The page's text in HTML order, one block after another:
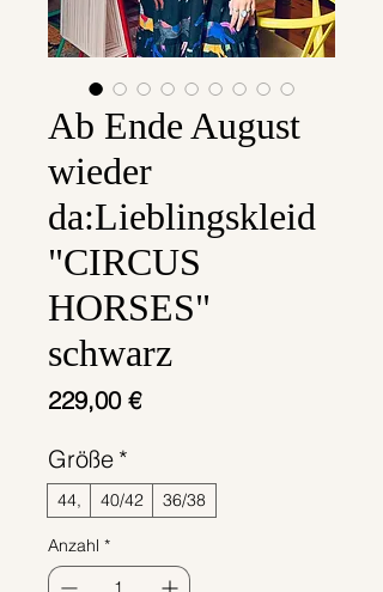
Ab Ende August
wieder
da:Lieblingskleid
"CIRCUS
HORSES"
schwarz
229,00 €Preis
Größe *
44, 40/42 36/38
Anzahl *